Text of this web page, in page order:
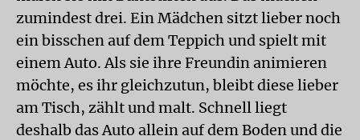
zumindest drei. Ein Mädchen sitzt lieber noch
ein bisschen auf dem Teppich und spielt mit
einem Auto. Als sie ihre Freundin animieren
möchte, es ihr gleichzutun, bleibt diese lieber
am Tisch, zählt und malt. Schnell liegt
deshalb das Auto allein auf dem Boden und die